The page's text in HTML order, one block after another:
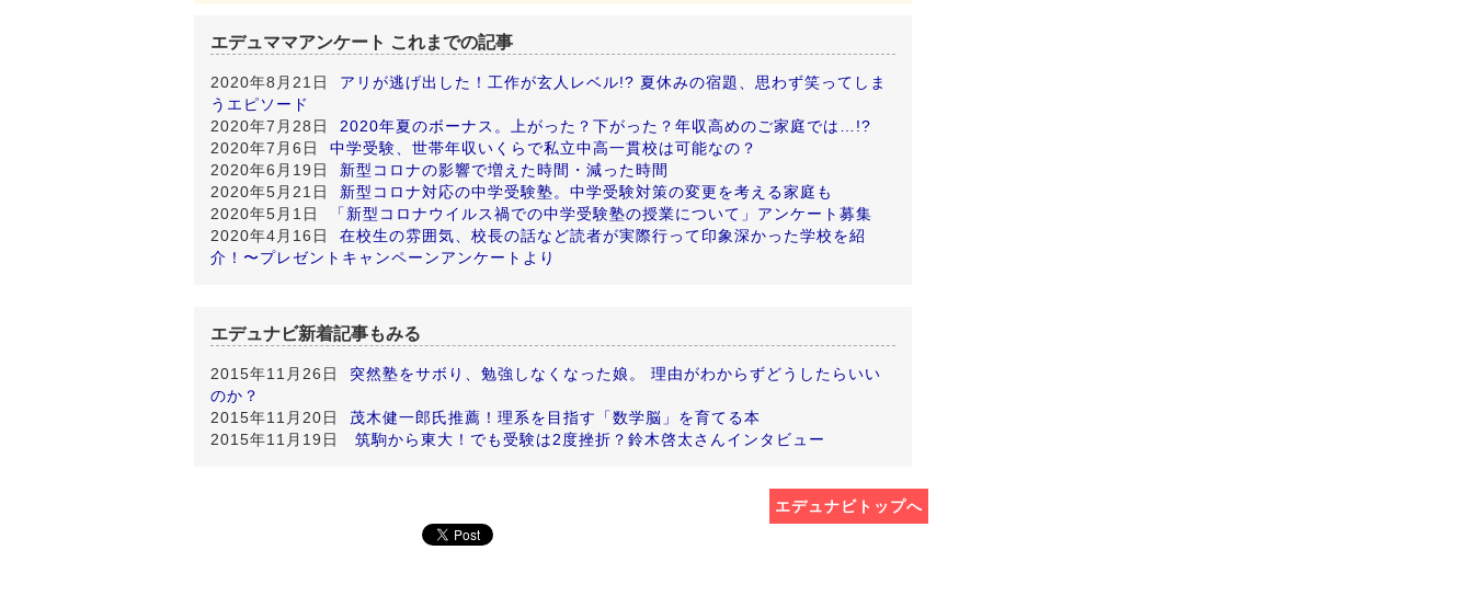
エデュママアンケート これまでの記事
2020年8月21日 アリが逃げ出した！工作が玄人レベル!? 夏休みの宿題、思わず笑ってしま
うエピソード
2020年7月28日 2020年夏のボーナス。上がった？下がった？年収高めのご家庭では…!?
2020年7月6日 中学受験、世帯年収いくらで私立中高一貫校は可能なの？
2020年6月19日 新型コロナの影響で増えた時間・減った時間
2020年5月21日 新型コロナ対応の中学受験塾。中学受験対策の変更を考える家庭も
2020年5月1日
「新型コロナウイルス禍での中学受験塾の授業について」アンケート募集
2020年4月16日 在校生の雰囲気、校長の話など読者が実際行って印象深かった学校を紹
介！〜プレゼントキャンペーンアンケートより
エデュナビ新着記事もみる
2015年11月26日 突然塾をサボり、勉強しなくなった娘。 理由がわからずどうしたらいい
のか？
2015年11月20日 茂木健一郎氏推薦！理系を目指す「数学脳」を育てる本
2015年11月19日
筑駒から東大！でも受験は2度挫折？鈴木啓太さんインタビュー
エデュナビトップへ